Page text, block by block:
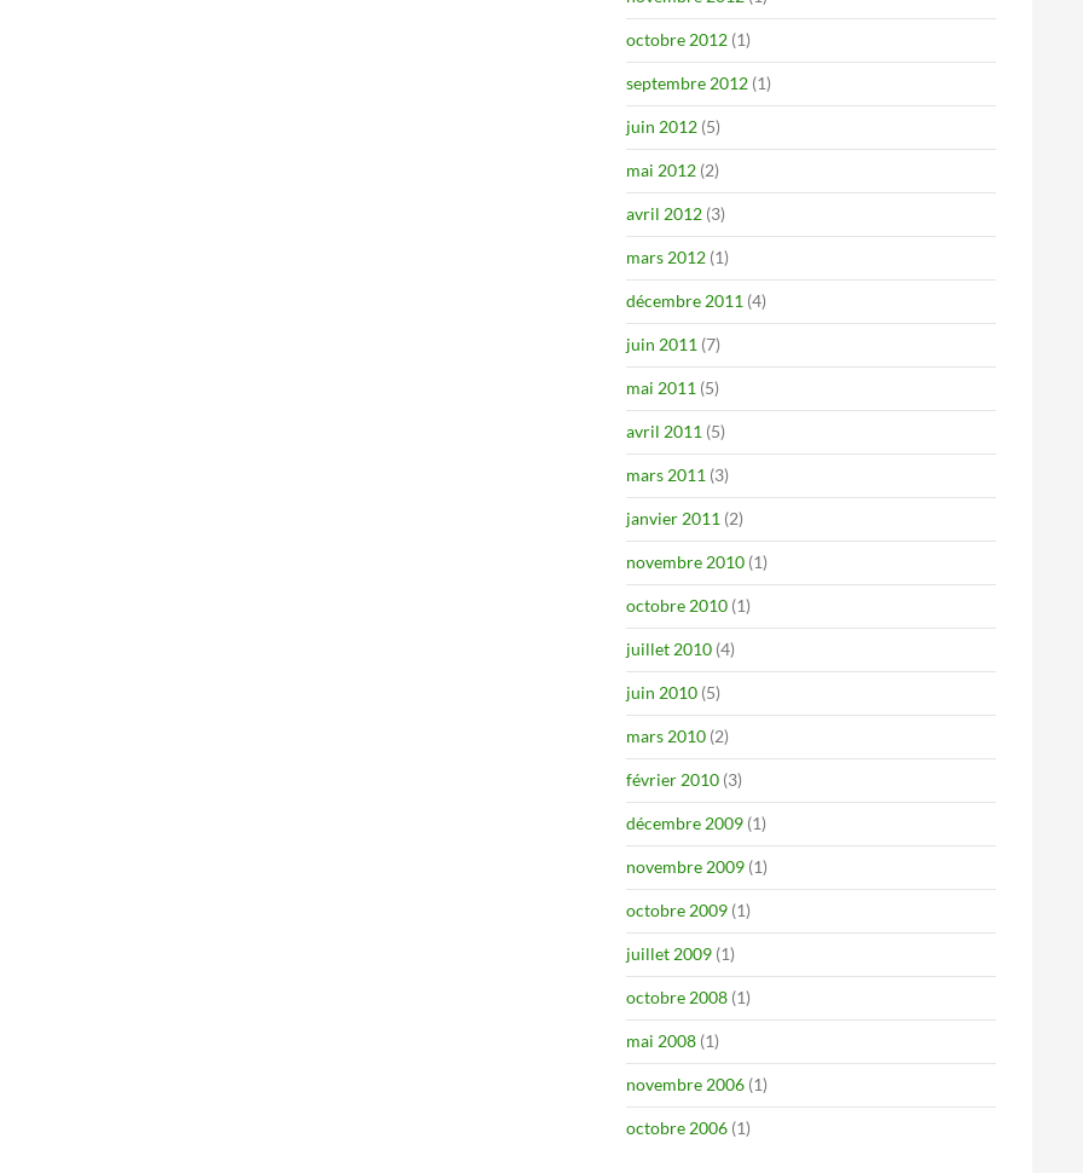
octobre 2012 (1)
septembre 2012 (1)
juin 2012 (5)
mai 2012 (2)
avril 2012 (3)
mars 2012 (1)
décembre 2011 (4)
juin 2011 (7)
mai 2011 (5)
avril 2011 (5)
mars 2011 (3)
janvier 2011 (2)
novembre 2010 (1)
octobre 2010 (1)
juillet 2010 (4)
juin 2010 (5)
mars 2010 (2)
février 2010 (3)
décembre 2009 (1)
novembre 2009 (1)
octobre 2009 (1)
juillet 2009 (1)
octobre 2008 (1)
mai 2008 (1)
novembre 2006 (1)
octobre 2006 (1)